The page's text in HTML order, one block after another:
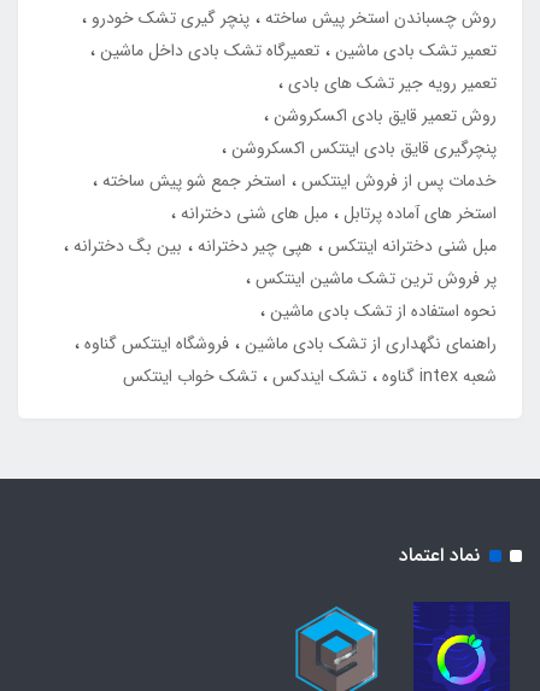
روش چسباندن استخر پیش ساخته پنچر گیری تشک خودرو
تعمیر تشک بادی ماشین تعمیرگاه تشک بادی داخل ماشین
تعمیر رویه جیر تشک های بادی
روش تعمیر قایق بادی اکسکروشن
پنچرگیری قایق بادی اینتکس اکسکروشن
خدمات پس از فروش اینتکس
استخر جمع شو پیش ساخته
استخر های آماده پرتابل مبل های شنی دخترانه
مبل شنی دخترانه اینتکس هپی چیر دخترانه
بین بگ دخترانه
پر فروش ترین تشک ماشین اینتکس
نحوه استفاده از تشک بادی ماشین
راهنمای نگهداری از تشک بادی ماشین فروشگاه اینتکس گناوه
شعبه intex گناوه
تشک ایندکس تشک خواب اینتکس
نماد اعتماد